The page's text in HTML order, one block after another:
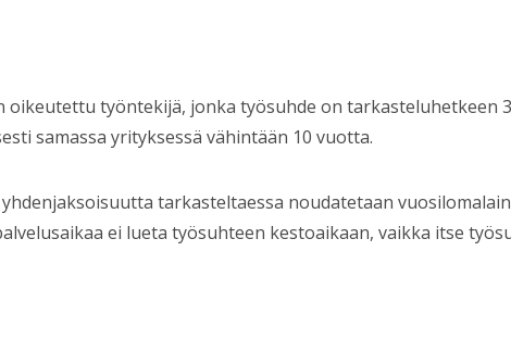
oikeutettu työntekijä, jonka työsuhde on tarkasteluhetkeen
samassa yrityksessä vähintään 10 vuotta.
tarkasteltaessa noudatetaan
ei lueta työsuhteen kestoaikaan, vaikka itse